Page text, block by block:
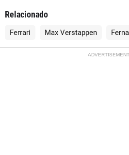
Relacionado
Ferrari Max Verstappen
ADVERTISEMENT